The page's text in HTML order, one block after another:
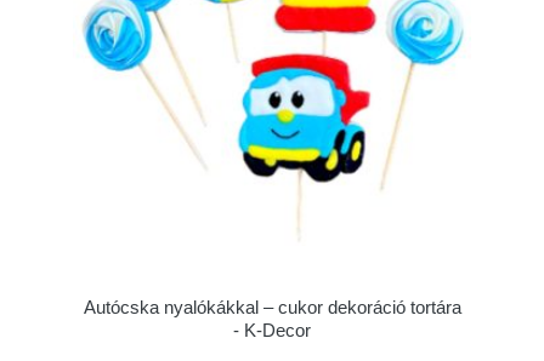
Autócska nyalókákkal – cukor dekoráció tortára
- K-Decor